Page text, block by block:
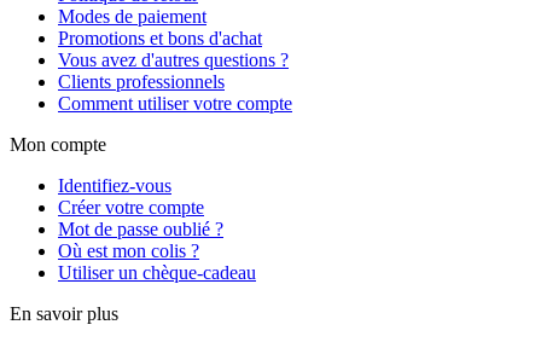
Modes de paiement
Promotions et bons d'achat
Vous avez d'autres questions ?
Clients professionnels
Comment utiliser votre compte
Mon compte
Identifiez-vous
Créer votre compte
Mot de passe oublié ?
Où est mon colis ?
Utiliser un chèque-cadeau
En savoir plus